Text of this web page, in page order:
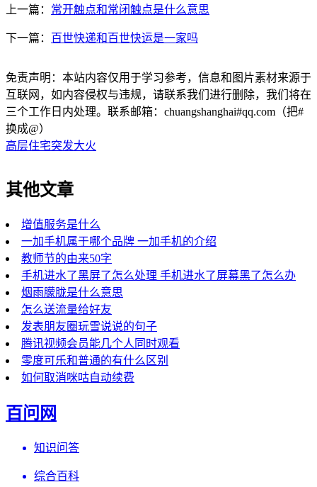
上一篇： 常开触点和常闭触点是什么意思
下一篇： 百世快递和百世快运是一家吗
免责声明：本站内容仅用于学习参考，信息和图片素材来源于
互联网，如内容侵权与违规，请联系我们进行删除，我们将在
三个工作日内处理。联系邮箱：chuangshanghai#qq.com（把#
换成@）
高层住宅突发大火
其他文章
增值服务是什么
一加手机属于哪个品牌 一加手机的介绍
教师节的由来50字
手机进水了黑屏了怎么处理 手机进水了屏幕黑了怎么办
烟雨朦胧是什么意思
怎么送流量给好友
发表朋友圈玩雪说说的句子
腾讯视频会员能几个人同时观看
零度可乐和普通的有什么区别
如何取消咪咕自动续费
百问网
知识问答
综合百科